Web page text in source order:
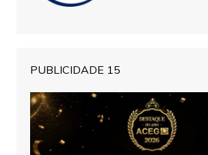
PUBLICIDADE 15